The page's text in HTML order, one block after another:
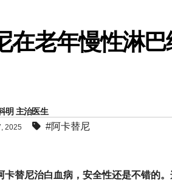
在老年慢性淋
明 主治医生
2025 #阿卡替尼
卡替尼治白血病，安全性还是不错的